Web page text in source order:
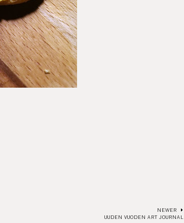
NEWER
UUDEN VUODEN ART JOURNAL